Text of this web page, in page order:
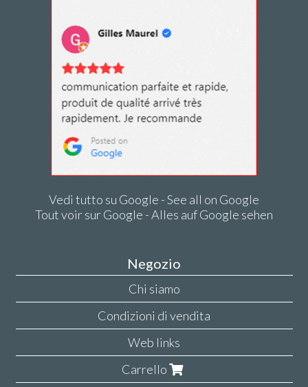
Vedi tutto su Google - See all on Google
Tout voir sur Google - Alles auf Google sehen
Negozio
Chi siamo
Condizioni di vendita
Web links
Carrello